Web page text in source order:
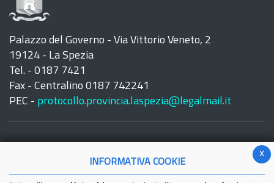
Palazzo del Governo - Via Vittorio Veneto, 2
19124 - La Spezia
Tel. - 0187 7421
Fax - Centralino 0187 742241
PEC - protocollo.provincia.laspezia@legalmail.it
x
INFORMATIVA COOKIE